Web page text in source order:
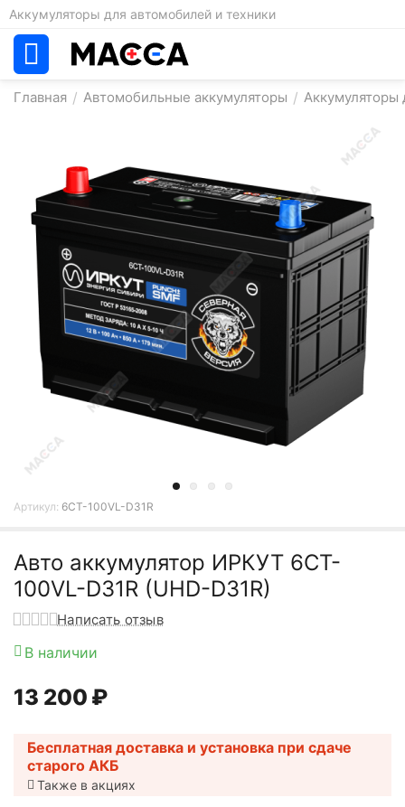
Аккумуляторы для автомобилей и техники
Главная / Автомобильные аккумуляторы / Аккумуляторы
Артикул: 6CT-100VL-D31R
Авто аккумулятор ИРКУТ 6CT-
100VL-D31R (UHD-D31R)
Написать отзыв
В наличии
13 200 ₽
Бесплатная доставка и установка при сдаче
старого АКБ
Также в акциях